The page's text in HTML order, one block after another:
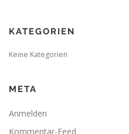
KATEGORIEN
Keine Kategorien
META
Anmelden
Kommentar-Feed